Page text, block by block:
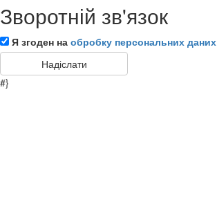
Зворотній зв'язок
Я згоден на обробку персональних даних
#}